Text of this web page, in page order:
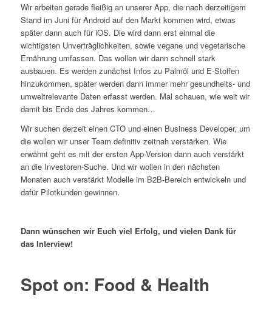
Wir arbeiten gerade fleißig an unserer App, die nach derzeitigem
Stand im Juni für Android auf den Markt kommen wird, etwas
später dann auch für iOS. Die wird dann erst einmal die
wichtigsten Unverträglichkeiten, sowie vegane und vegetarische
Ernährung umfassen. Das wollen wir dann schnell stark
ausbauen. Es werden zunächst Infos zu Palmöl und E-Stoffen
hinzukommen, später werden dann immer mehr gesundheits- und
umweltrelevante Daten erfasst werden. Mal schauen, wie weit wir
damit bis Ende des Jahres kommen…
Wir suchen derzeit einen CTO und einen Business Developer, um
die wollen wir unser Team definitiv zeitnah verstärken. Wie
erwähnt geht es mit der ersten App-Version dann auch verstärkt
an die Investoren-Suche. Und wir wollen in den nächsten
Monaten auch verstärkt Modelle im B2B-Bereich entwickeln und
dafür Pilotkunden gewinnen.
Dann wünschen wir Euch viel Erfolg, und vielen Dank für
das Interview!
Spot on: Food & Health